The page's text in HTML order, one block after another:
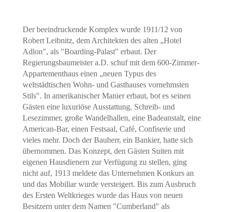
Der beeindruckende Komplex wurde 1911/12 von
Robert Leibnitz, dem Architekten des alten „Hotel
Adlon", als "Boarding-Palast" erbaut. Der
Regierungsbaumeister a.D. schuf mit dem 600-Zimmer-
Appartementhaus einen „neuen Typus des
weltstädtischen Wohn- und Gasthauses vornehmsten
Stils". In amerikanischer Manier erbaut, bot es seinen
Gästen eine luxuriöse Ausstattung, Schreib- und
Lesezimmer, große Wandelhallen, eine Badeanstalt, eine
American-Bar, einen Festsaal, Café, Confiserie und
vieles mehr. Doch der Bauherr, ein Bankier, hatte sich
übernommen. Das Konzept, den Gästen Suiten mit
eigenen Hausdienern zur Verfügung zu stellen, ging
nicht auf, 1913 meldete das Unternehmen Konkurs an
und das Mobiliar wurde versteigert. Bis zum Ausbruch
des Ersten Weltkrieges wurde das Haus von neuen
Besitzern unter dem Namen "Cumberland" als